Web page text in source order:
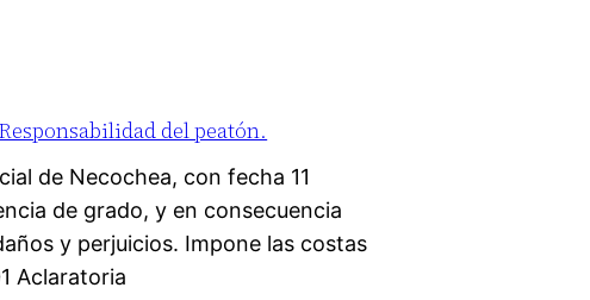
del peatón.
de Necochea, con fecha 11
de grado, y en consecuencia
y perjuicios. Impone las costas
Aclaratoria